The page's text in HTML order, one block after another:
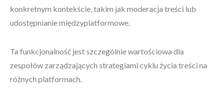
konkretnym kontekście, takim jak moderacja treści lub
udostępnianie międzyplatformowe.
Ta funkcjonalność jest szczególnie wartościowa dla
zespołów zarządzających strategiami cyklu życia treści na
różnych platformach.